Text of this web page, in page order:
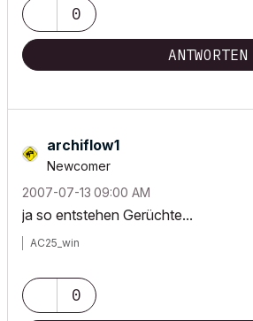
0
ANTWORTEN
archiflow1
Newcomer
‎2007-07-13 09:00 AM
ja so entstehen Gerüchte...
AC25_win
0